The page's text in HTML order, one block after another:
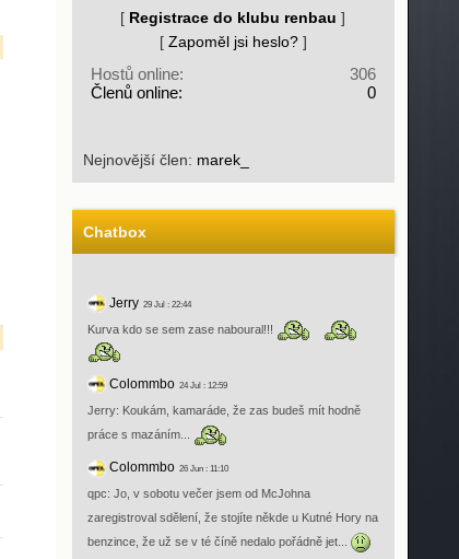
[ Registrace do klubu renbau ]
[ Zapoměl jsi heslo?]
Hostů online:
306
Členů online:
0
Nejnovější člen: marek_
Chatbox
Jerry29 Jul : 22:44
Kurva kdo se sem zase naboural!!!
Colommbo24 Jul : 12:59
Jerry: Koukám, kamaráde, že zas budeš mít hodně
práce s mazáním...
Colommbo26 Jun : 11:10
qpc: Jo, v sobotu večer jsem od McJohna
zaregistroval sdělení, že stojíte někde u Kutné Hory na
benzince, že už se v té číně nedalo pořádně jet...